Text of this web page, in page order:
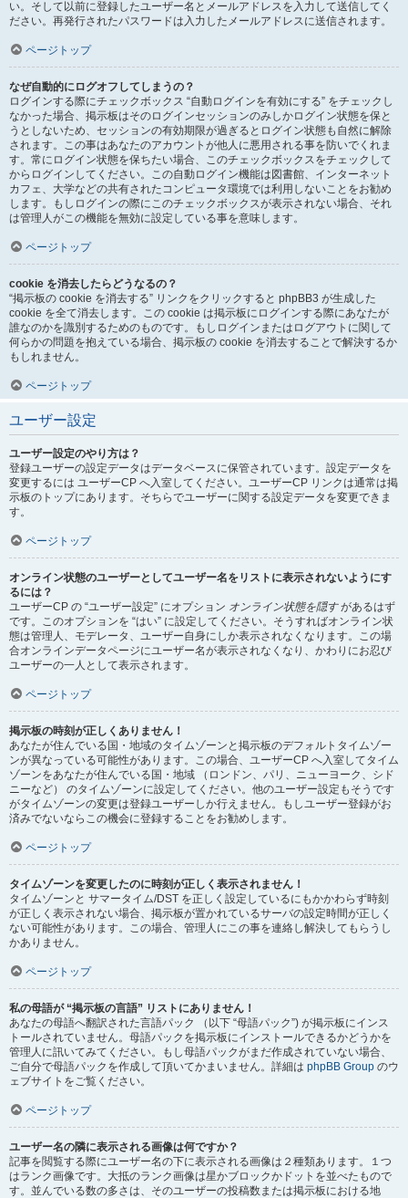
い。そして以前に登録したユーザー名とメールアドレスを入力して送信してく
ださい。再発行されたパスワードは入力したメールアドレスに送信されます。
ページトップ
なぜ自動的にログオフしてしまうの？
ログインする際にチェックボックス “自動ログインを有効にする” をチェックし
なかった場合、掲示板はそのログインセッションのみしかログイン状態を保と
うとしないため、セッションの有効期限が過ぎるとログイン状態も自然に解除
されます。この事はあなたのアカウントが他人に悪用される事を防いでくれま
す。常にログイン状態を保ちたい場合、このチェックボックスをチェックして
からログインしてください。この自動ログイン機能は図書館、インターネット
カフェ、大学などの共有されたコンピュータ環境では利用しないことをお勧め
します。もしログインの際にこのチェックボックスが表示されない場合、それ
は管理人がこの機能を無効に設定している事を意味します。
ページトップ
cookie を消去したらどうなるの？
“掲示板の cookie を消去する” リンクをクリックすると phpBB3 が生成した
cookie を全て消去します。この cookie は掲示板にログインする際にあなたが
誰なのかを識別するためのものです。もしログインまたはログアウトに関して
何らかの問題を抱えている場合、掲示板の cookie を消去することで解決するか
もしれません。
ページトップ
ユーザー設定
ユーザー設定のやり方は？
登録ユーザーの設定データはデータベースに保管されています。設定データを
変更するには ユーザーCP へ入室してください。ユーザーCP リンクは通常は掲
示板のトップにあります。そちらでユーザーに関する設定データを変更できま
す。
ページトップ
オンライン状態のユーザーとしてユーザー名をリストに表示されないようにす
るには？
ユーザーCP の “ユーザー設定” にオプション オンライン状態を隠すがあるはず
です。このオプションを “はい” に設定してください。そうすればオンライン状
態は管理人、モデレータ、ユーザー自身にしか表示されなくなります。この場
合オンラインデータページにユーザー名が表示されなくなり、かわりにお忍び
ユーザーの一人として表示されます。
ページトップ
掲示板の時刻が正しくありません！
あなたが住んでいる国・地域のタイムゾーンと掲示板のデフォルトタイムゾー
ンが異なっている可能性があります。この場合、ユーザーCP へ入室してタイム
ゾーンをあなたが住んでいる国・地域 （ロンドン、パリ、ニューヨーク、シド
ニーなど） のタイムゾーンに設定してください。他のユーザー設定もそうです
がタイムゾーンの変更は登録ユーザーしか行えません。もしユーザー登録がお
済みでないならこの機会に登録することをお勧めします。
ページトップ
タイムゾーンを変更したのに時刻が正しく表示されません！
タイムゾーンと サマータイム/DST を正しく設定しているにもかかわらず時刻
が正しく表示されない場合、掲示板が置かれているサーバの設定時間が正しく
ない可能性があります。この場合、管理人にこの事を連絡し解決してもらうし
かありません。
ページトップ
私の母語が “掲示板の言語” リストにありません！
あなたの母語へ翻訳された言語パック （以下 “母語パック”) が掲示板にインス
トールされていません。母語パックを掲示板にインストールできるかどうかを
管理人に訊いてみてください。もし母語パックがまだ作成されていない場合、
ご自分で母語パックを作成して頂いてかまいません。詳細は phpBB Group のウ
ェブサイトをご覧ください。
ページトップ
ユーザー名の隣に表示される画像は何ですか？
記事を閲覧する際にユーザー名の下に表示される画像は２種類あります。１つ
はランク画像です。大抵のランク画像は星かブロックかドットを並べたもので
す。並んでいる数の多さは、そのユーザーの投稿数または掲示板における地